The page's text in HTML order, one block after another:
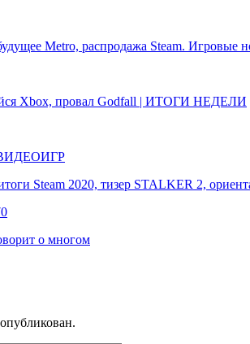
Metro, распродажа Steam. Игровые
Xbox, провал Godfall | ИТОГИ НЕДЕЛИ
Steam 2020, тизер STALKER 2,
о многом